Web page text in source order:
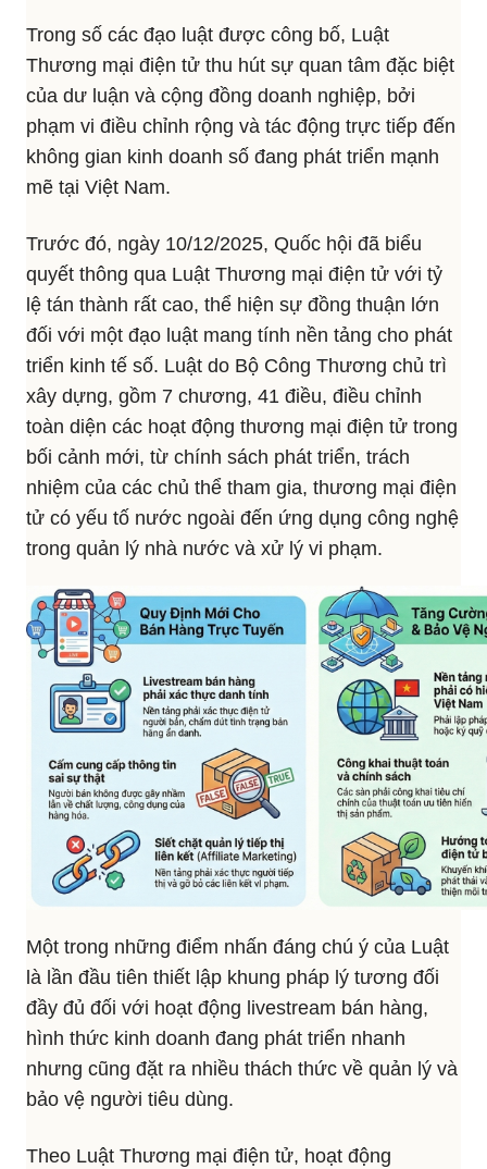
Trong số các đạo luật được công bố, Luật
Thương mại điện tử thu hút sự quan tâm đặc biệt
của dư luận và cộng đồng doanh nghiệp, bởi
phạm vi điều chỉnh rộng và tác động trực tiếp đến
không gian kinh doanh số đang phát triển mạnh
mẽ tại Việt Nam.
Trước đó, ngày 10/12/2025, Quốc hội đã biểu
quyết thông qua Luật Thương mại điện tử với tỷ
lệ tán thành rất cao, thể hiện sự đồng thuận lớn
đối với một đạo luật mang tính nền tảng cho phát
triển kinh tế số. Luật do Bộ Công Thương chủ trì
xây dựng, gồm 7 chương, 41 điều, điều chỉnh
toàn diện các hoạt động thương mại điện tử trong
bối cảnh mới, từ chính sách phát triển, trách
nhiệm của các chủ thể tham gia, thương mại điện
tử có yếu tố nước ngoài đến ứng dụng công nghệ
trong quản lý nhà nước và xử lý vi phạm.
Một trong những điểm nhấn đáng chú ý của Luật
là lần đầu tiên thiết lập khung pháp lý tương đối
đầy đủ đối với hoạt động livestream bán hàng,
hình thức kinh doanh đang phát triển nhanh
nhưng cũng đặt ra nhiều thách thức về quản lý và
bảo vệ người tiêu dùng.
Theo Luật Thương mại điện tử, hoạt động